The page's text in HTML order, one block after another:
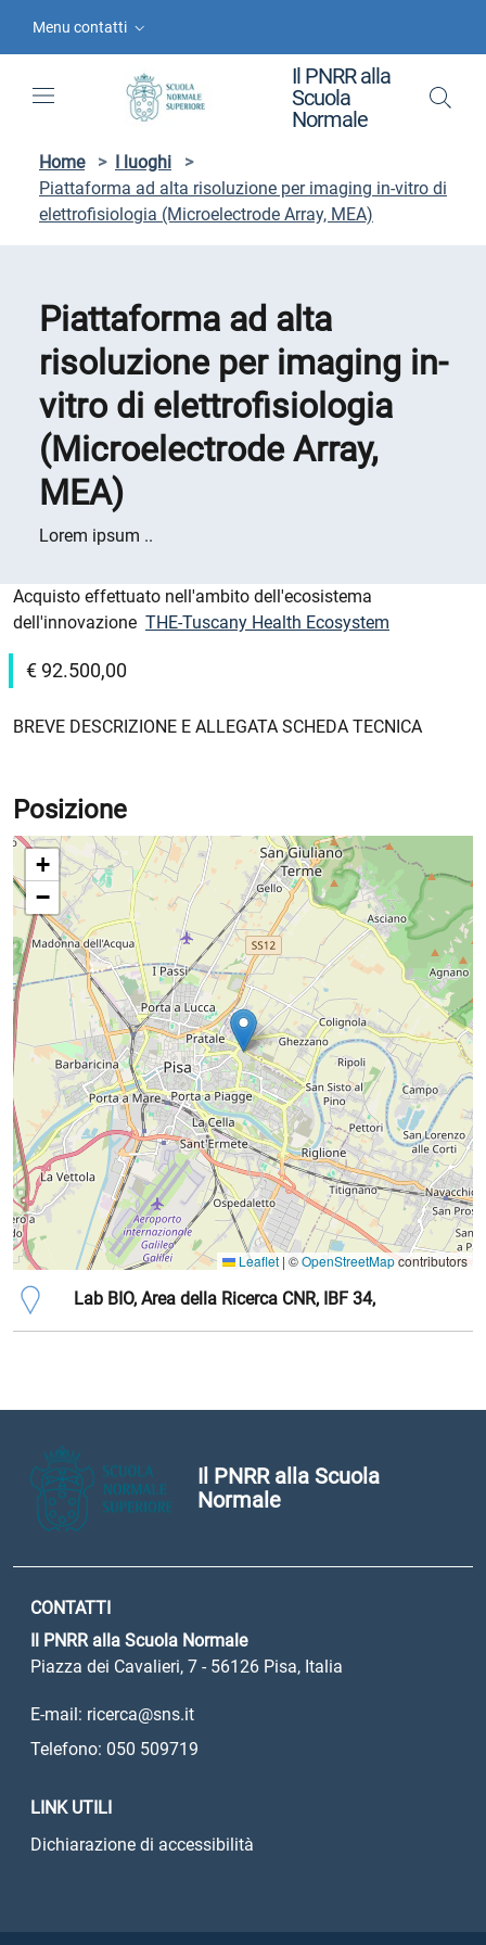
Menu contatti
Il PNRR alla
Scuola
Normale
Home > I luoghi
>
Piattaforma ad alta risoluzione per imaging in-vitro di
elettrofisiologia (Microelectrode Array, MEA)
Piattaforma ad alta
risoluzione per imaging in-
vitro di elettrofisiologia
(Microelectrode Array,
MEA)
Lorem ipsum ..
Descrizione luogo
Acquisto effettuato nell'ambito dell'ecosistema
dell'innovazione THE-Tuscany Health Ecosystem
€ 92.500,00
BREVE DESCRIZIONE E ALLEGATA SCHEDA TECNICA
Posizione
+
−
Leaflet | ©OpenStreetMapcontributors
Indirizzo
Lab BIO, Area della Ricerca CNR, IBF 34,
Il PNRR alla Scuola
Normale
CONTATTI
Il PNRR alla Scuola Normale
Piazza dei Cavalieri, 7 - 56126 Pisa, Italia
E-mail: ricerca@sns.it
Telefono: 050 509719
LINK UTILI
Dichiarazione di accessibilità